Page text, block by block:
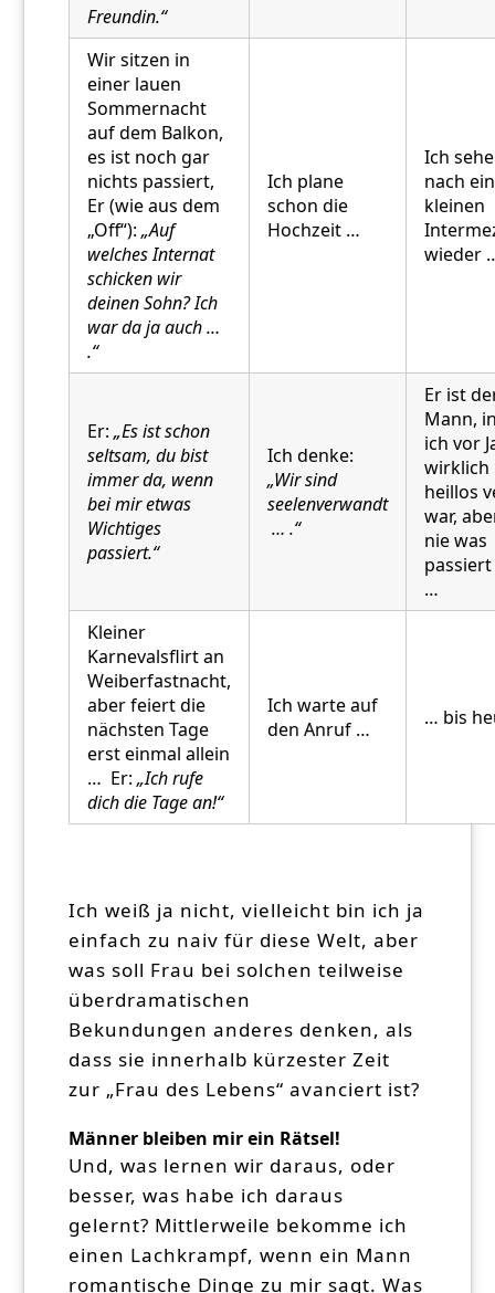
Freundin.“
Wir sitzen in
einer lauen
Sommernacht
auf dem Balkon,
es ist noch gar
nichts passiert,
Er (wie aus dem
„Off“):„Auf
welches Internat
schicken wir
deinen Sohn? Ich
war da ja auch …
.“
Ich plane
schon die
Hochzeit …
Ich
nach
kleinen
wieder
Er:„Es ist schon
seltsam, du bist
immer da, wenn
bei mir etwas
Wichtiges
passiert.“
Ich denke:
„Wir sind
seelenverwandt
… .“
Er ist
Mann,
ich vor
wirklich
heillos
war,
nie was
…
Kleiner
Karnevalsflirt an
Weiberfastnacht,
aber feiert die
nächsten Tage
erst einmal allein
… Er:„Ich rufe
dich die Tage an!“
Ich warte auf
den Anruf …
… bis
Ich weiß ja nicht, vielleicht bin ich ja
einfach zu naiv für diese Welt, aber
was soll Frau bei solchen teilweise
überdramatischen
Bekundungen anderes denken, als
dass sie innerhalb kürzester Zeit
zur „Frau des Lebens“ avanciert ist?
Männer bleiben mir ein Rätsel!
Und, was lernen wir daraus, oder
besser, was habe ich daraus
gelernt? Mittlerweile bekomme ich
einen Lachkrampf, wenn ein Mann
romantische Dinge zu mir sagt. Was